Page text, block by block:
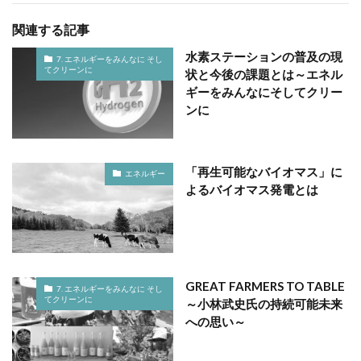
関連する記事
7. エネルギーをみんなに そし
てクリーンに
水素ステーションの普及の現
状と今後の課題とは～エネル
ギーをみんなにそしてクリー
ンに
エネルギー
「再生可能なバイオマス」に
よるバイオマス発電とは
7. エネルギーをみんなに そし
てクリーンに
GREAT FARMERS TO TABLE
～小林武史氏の持続可能未来
への思い～